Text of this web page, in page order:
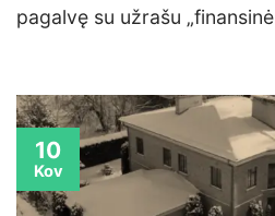
pagalvę su užrašu
10
Kov